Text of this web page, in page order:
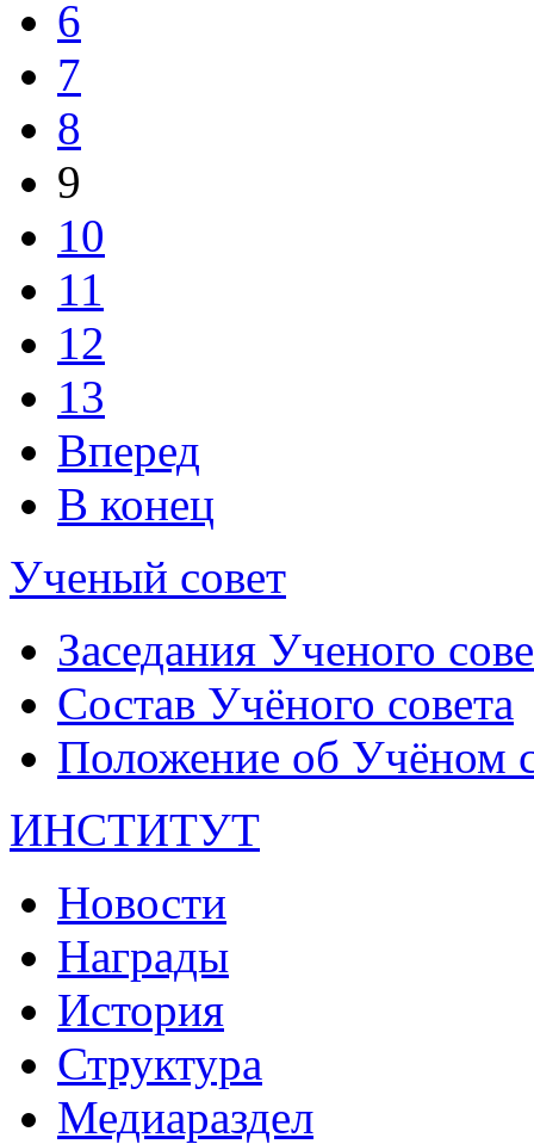
6
7
8
9
10
11
12
13
Вперед
В конец
Ученый совет
Заседания Ученого
Состав Учёного совета
Положение об Учёном
ИНСТИТУТ
Новости
Награды
История
Структура
Медиараздел